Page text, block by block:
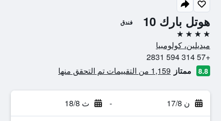
هوتل بارك 10 فندق
4 نجوم
ميديلين، كولومبيا
+57 314 594 2831
8.8 ممتاز 1,159 من التقييمات تم التحقق منها
ن 17/8 - ث 18/8